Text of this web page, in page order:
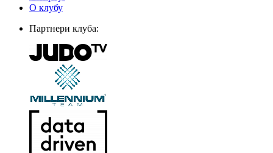
О клубу
Партнери клуба: